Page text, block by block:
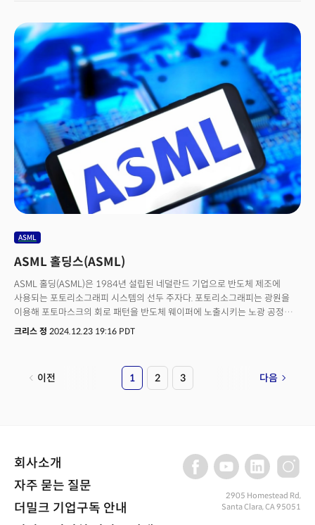
낮게 유지되는 가운데 가격이 9만 1522달러까지 하락했으나 이후 반등하며
9만 4000달러를 회복. 그럼에도 비트코인은 지난주 두 번째 연속 주간 하락을
기록하며 지난 6거래일 중 5거래일에서 하락, 8월 초 이후 첫 월간 하락세를
기록. 스테노 리서치에 따르면 2025년은 비트코인보다 이더리움이 더 성과가
좋을 것으로 전망하며 이더리움의 목표가를 8000달러로 제시. 보고서에
따르면 비트코인은 최소 15만 달러까지 오를 것으로 예측했으나 이더리움은
현재의 3400달러에서 두 배 이상 오를 것으로 전망. 스테노는 이전의 시장
주기 추세를 근거로 제시하며 이더리움과 비트코인의 비율이 내년에
0.0357에서 0.06으로 증가할 것으로 예측. 🔑 암호화폐 강세장이 유지되면
안전자산으로 인식되는 비트코인보다 이더리움을 비롯한 알트코인의 강세가
전망되고 있음. 스테노는 비트코인의 시장 지배력이 현재의 56%에서 45%로
감소할 것으로 전망. 3. S&P500의 상승 모멘텀이 힘을 잃고 있는 이유
4가지야디니 리서치는 미 대선 후 12월 초부터 미 증시가 변동성을 겪고 있는
이유를 네 가지로 제시. 첫 번째는 시장이 소수의 대형 모멘텀 주식에 의해
전반적인 시장의 참여가 부족하다고 평가. 두 번째는 시장이 12월 6일
시장 안전성에 불확실성을 던지고 있다고 평가, 1월에 추가적인 어려움이
있을 수 있다고 분석. 세 번째는 경제 펀더멘탈로 연준의 5개 지역 연은의
제조업 설문조사 결과가 지속적으로 약세를 보이며 2022년 5월 이후 계속
위축 영역에 있음을 지적. 네 번째는 투자자들의 강세 심리 약화로
전미개인투자자협회(AAII)의 설문조사 결과 강세 투자자들의 비율은 37.8%
로 하락한 반면 약세 투자자는 34.1%로 증가. 🔑 현재 시장은 미 대선 이후
요인도 반영하기 시작. 특히 연준의 정책 스탠스 변화를 시장 가격에 반영 중.
4. 레이몬드 제임스, "2025년은 '역전 거래'로 광범위한 랠리의 시간이 될
펀더멘탈이 아닌 기술적 요인이 추세를 주도하고 있다고 강조. 현재 시장은
'매그니피센트 7'과 같은 기업에 집중되면서 주가수익비율이 역사적으로 비싼
수준을 기록하고 있지만 중소형주는 상대적으로 저평가되어 있다고 분석.
지난 20년 동안 시장이 이렇게 극단적으로 폭이 좁아진 경우는 전체 거래일의
단 1%로 중소형주는 일반적으로 이런 시기에 대형주를 따라잡는 경향이
ASML
ASML 홀딩스(ASML)
ASML 홀딩(ASML)은 1984년 설립된 네덜란드 기업으로 반도체 제조에
사용되는 포토리소그래피 시스템의 선두 주자다. 포토리소그래피는 광원을
이용해 포토마스크의 회로 패턴을 반도체 웨이퍼에 노출시키는 노광 공정을
의미한다.리소그래피, 즉 노광공정은 최첨단 반도체 제조 작업의 가장 중요한
성능이 24개월마다 2배로 증가한다는 이른바 '무어의 법칙'을 가능케 하는
반도체 제조 공정의 핵심 부분인 노광공정 시장의 90%이상을 차지하는
크리스 정 2024.12.23 19:16 PDT
이전 1 2 3 다음
회사소개
자주 묻는 질문
더밀크 기업구독 안내
2905 Homestead Rd,
Santa Clara, CA 95051